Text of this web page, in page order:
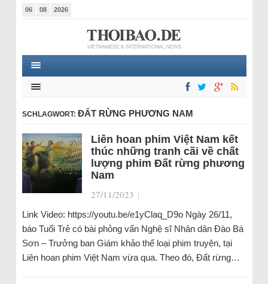
06 08 2026
SCHLAGWORT: ĐẤT RỪNG PHƯƠNG NAM
Liên hoan phim Việt Nam kết
thúc những tranh cãi về chất
lượng phim Đất rừng phương
Nam
27/11/2023 |
Link Video: https://youtu.be/e1yClaq_D9o Ngày 26/11,
báo Tuổi Trẻ có bài phỏng vấn Nghệ sĩ Nhân dân Đào Bá
Sơn – Trưởng ban Giám khảo thể loại phim truyện, tại
Liên hoan phim Việt Nam vừa qua. Theo đó, Đất rừng…